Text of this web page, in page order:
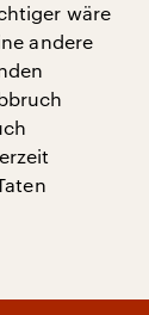
wäre
andere